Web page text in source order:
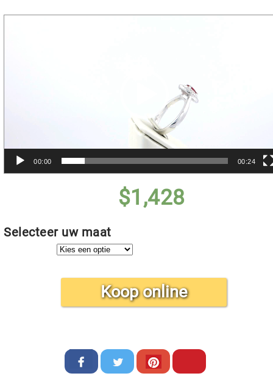
00:00 00:24
$1,428
Selecteer uw maat
Koop online